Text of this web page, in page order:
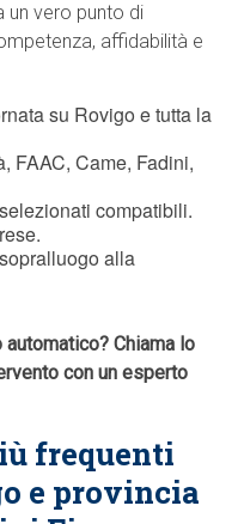
un vero punto di
affidabilità e
su Rovigo e tutta la
FAAC, Came, Fadini,
compatibili.
alla
Chiama lo
con un esperto
frequenti
e provincia